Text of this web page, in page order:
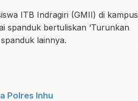
ITB Indragiri (GMII) di kampus
spanduk bertuliskan ‘Turunkan
lainnya.
Polres Inhu